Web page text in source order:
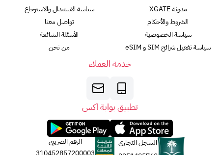
مدونة XGATE
الشروط والأحكام
سياسة الخصوصية
سياسة تفعيل شرائح SIM و eSIM
سياسة الاستبدال والاسترجاع
تواصل معنا
الأسئلة الشائعة
من نحن
خدمة العملاء
تطبيق بوابة اكس
السجل التجاري
الرقم الضريبي